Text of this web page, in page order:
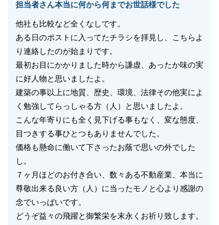
担当者さん本当に何から何までお世話様でした
他社も比較など全くなしです。
ある日のポストに入ってたチラシを拝見し、こちらよ
り連絡したのが始まりです。
最初お目にかかりました時から謙虚、あったか味の実
に好人物と思いましたよ。
建築の事以上に地質、歴史、環境、法律その他実によ
く勉強してらっしゃる方（人）と思いましたよ。
こんな年寄りにも全く見下げる事もなく、変な態度、
目つきする事ひとつもありませんでした。
価格も懸命に働いて下さったお蔭で思いの外でした
し。
７ヶ月ほどのお付き合い、数々ある不動産業、本当に
尊敬出来る良い方（人）に当ったモノと心より感謝の
念でいっぱいです。
どうぞ益々の飛躍と御繁栄を末永くお祈り致します。